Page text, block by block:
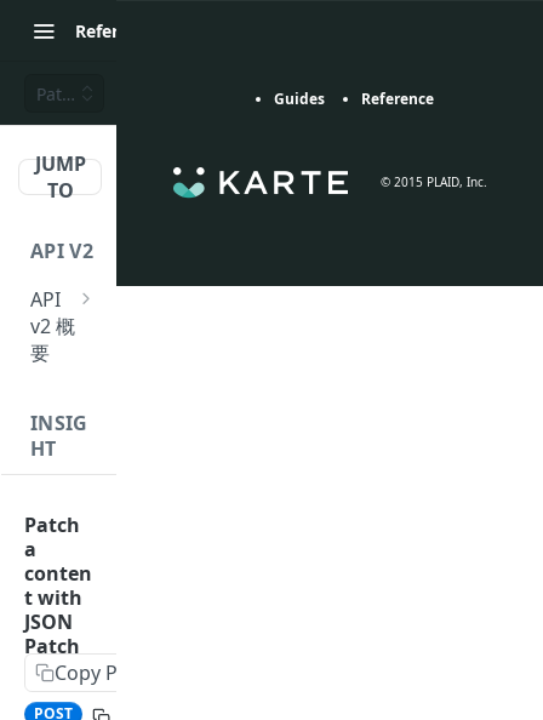
Reference
Patch a content with JSON Patch
JUMP
TO
API V2
API
v2 概
要
est
Resp
API
クエ
スト
回数
制限
提供
INSIG
HT
t
e
n
d
e
v
RefT
able
U
p
s
e
POST
User
G
e
POST
Segme
nt
Patch
a
conten
t with
JSON
Patch
Copy Page
POST https://api.karte.io
© 2015 PLAID, Inc.
Guides Reference